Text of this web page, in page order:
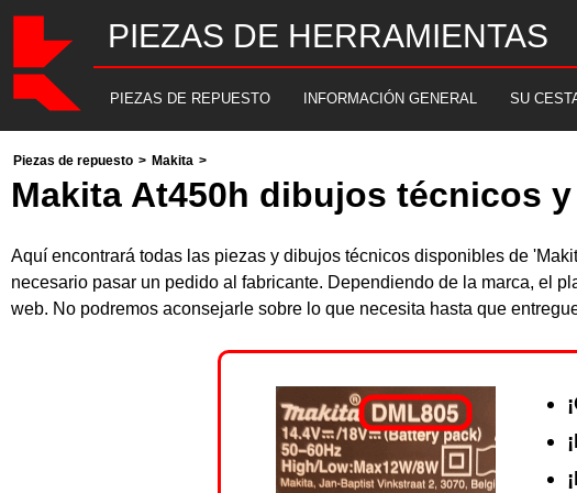
PIEZAS DE HERRAMIENTAS
PIEZAS DE REPUESTO INFORMACIÓN GENERAL SU
Piezas de repuesto > Makita >
Makita At450h dibujos técnicos
Aquí encontrará todas las piezas y dibujos técnicos disponibles de
necesario pasar un pedido al fabricante. Dependiendo de la marca, el
web. No podremos aconsejarle sobre lo que necesita hasta que